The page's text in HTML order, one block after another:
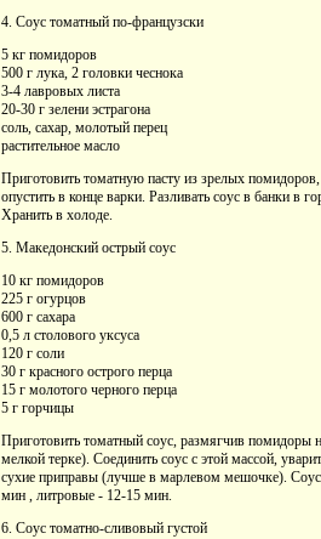
4. Соус томатный по-французски
5 кг помидоров
500 г лука, 2 головки чеснока
3-4 лавровых листа
20-30 г зелени эстрагона
соль, сахар, молотый перец
растительное масло
Приготовить томатную пасту из зрелых
опустить в конце варки. Разливать соус в банки в
Хранить в холоде.
5. Македонский острый соус
10 кг помидоров
225 г огурцов
600 г сахара
0,5 л столового уксуса
120 г соли
30 г красного острого перца
15 г молотого черного перца
5 г горчицы
Приготовить томатный соус, размягчив помидоры
мелкой терке). Соединить соус с этой массой,
сухие приправы (лучше в марлевом мешочке).
мин , литровые - 12-15 мин.
6. Соус томатно-сливовый густой